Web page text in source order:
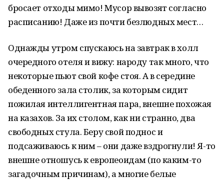
бросает отходы мимо! Мусор вывозят согласно
расписанию! Даже из почти безлюдных мест…
Однажды утром спускаюсь на завтрак в холл
очередного отеля и вижу: народу так много, что
некоторые пьют свой кофе стоя. А в середине
обеденного зала столик, за которым сидит
пожилая интеллигентная пара, внешне похожая
на казахов. За их столом, как ни странно, два
свободных стула. Беру свой поднос и
подсаживаюсь к ним – они даже вздрогнули! Я-то
внешне отношусь к европеоидам (по каким-то
загадочным причинам), а многие белые